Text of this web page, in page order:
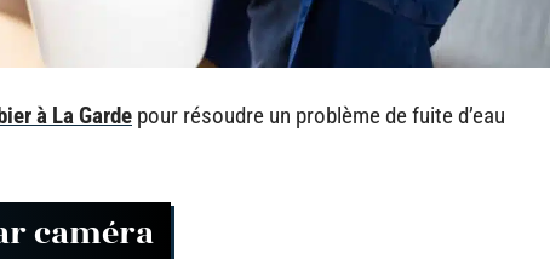
à La Garde pour résoudre un problème de fuite d’eau
caméra